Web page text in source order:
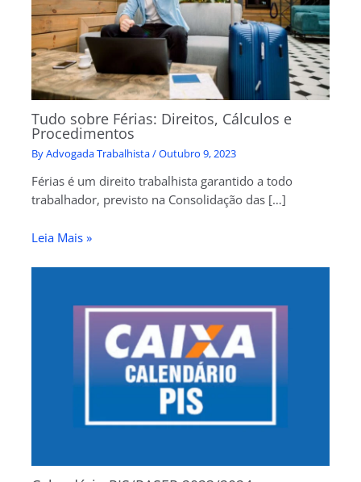
Tudo sobre Férias: Direitos, Cálculos e
Procedimentos
ByAdvogada Trabalhista/Outubro 9, 2023
Férias é um direito trabalhista garantido a todo
trabalhador, previsto na Consolidação das […]
Leia Mais »